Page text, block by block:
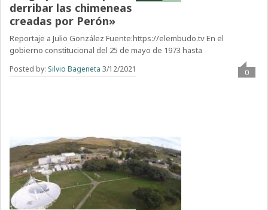
derribar las chimeneas
creadas por Perón»
Reportaje a Julio González Fuente:https://elembudo.tv En el
gobierno constitucional del 25 de mayo de 1973 hasta
Posted by: Silvio Bageneta 3/12/2021 0